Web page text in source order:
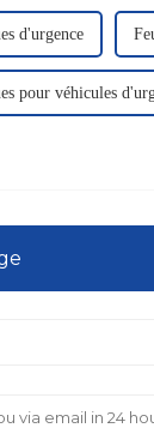
d'urgence
pour véhicules